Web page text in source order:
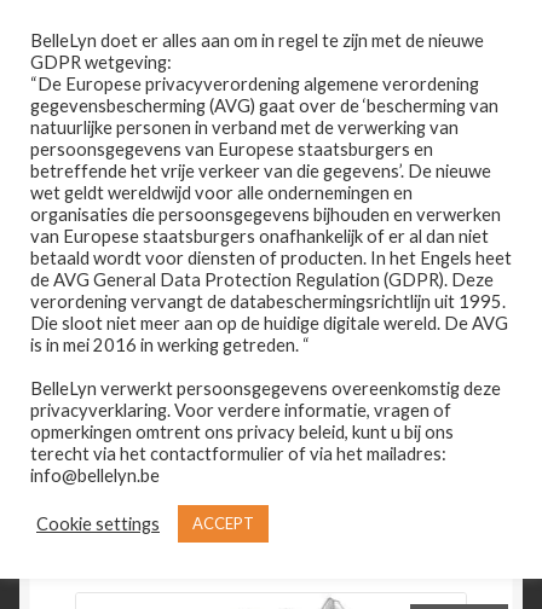
door
naar
navigatie
naar
de
inhoud
Menu
Home
Afspraak maken
Prijslijst
Winkel
Contact
Wie is Belle-Lyn ?
Home PRODUCTEN GETAGGED “CADEAUTJE”
cadeautje
Resultaat 1–12 van de 54 resultaten wordt getoond
2 3
BelleLyn doet er alles aan om in regel te zijn met de nieuwe
GDPR wetgeving:
“De Europese privacyverordening algemene verordening
gegevensbescherming (AVG) gaat over de ‘bescherming van
natuurlijke personen in verband met de verwerking van
persoonsgegevens van Europese staatsburgers en
betreffende het vrije verkeer van die gegevens’. De nieuwe
wet geldt wereldwijd voor alle ondernemingen en
organisaties die persoonsgegevens bijhouden en verwerken
van Europese staatsburgers onafhankelijk of er al dan niet
betaald wordt voor diensten of producten. In het Engels heet
de AVG General Data Protection Regulation (GDPR). Deze
verordening vervangt de databeschermingsrichtlijn uit 1995.
Die sloot niet meer aan op de huidige digitale wereld. De AVG
is in mei 2016 in werking getreden. “
BelleLyn verwerkt persoonsgegevens overeenkomstig deze
privacyverklaring. Voor verdere informatie, vragen of
opmerkingen omtrent ons privacy beleid, kunt u bij ons
terecht via het contactformulier of via het mailadres:
info@bellelyn.be
Cookie settings ACCEPT